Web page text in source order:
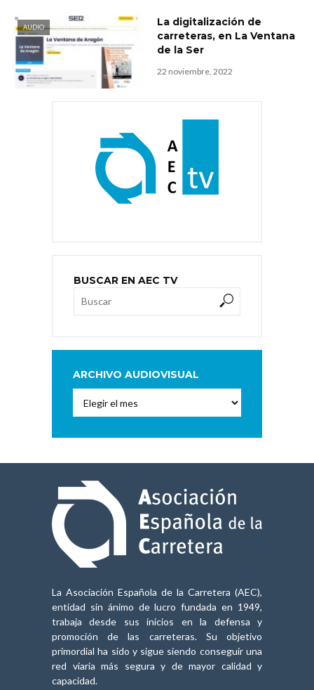
AUDIO
La digitalización de
carreteras, en La Ventana
de la Ser
22 noviembre, 2022
BUSCAR EN AEC TV
ARCHIVO AUDIOVISUAL
Audiovisual
La Asociación Española de la Carretera (AEC),
entidad sin ánimo de lucro fundada en 1949,
trabaja desde sus inicios en la defensa y
promoción de las carreteras. Su objetivo
primordial ha sido y sigue siendo conseguir una
red viaria más segura y de mayor calidad y
capacidad.